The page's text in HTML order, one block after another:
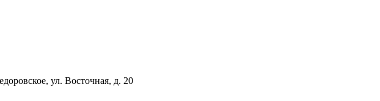
ул. Восточная, д. 20